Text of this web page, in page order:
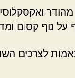
על נוף קסום
לצרכים